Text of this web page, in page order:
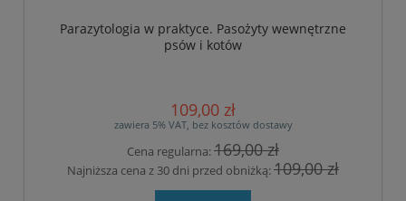
Parazytologia w praktyce. Pasożyty wewnętrzne
psów i kotów
109,00 zł
zawiera 5% VAT, bez kosztów dostawy
Cena regularna:169,00 zł
Najniższa cena z 30 dni przed obniżką:109,00 zł